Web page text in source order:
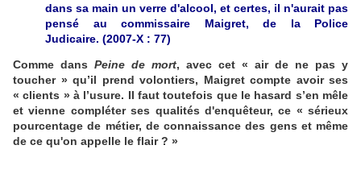
dans sa main un verre d'alcool, et certes, il n'aurait pas
pensé au commissaire Maigret, de la Police
Judicaire. (2007-X : 77)
Comme dans Peine de mort, avec cet « air de ne pas y
toucher » qu’il prend volontiers, Maigret compte avoir ses
« clients » à l’usure. Il faut toutefois que le hasard s’en mêle
et vienne compléter ses qualités d'enquêteur, ce « sérieux
pourcentage de métier, de connaissance des gens et même
de ce qu'on appelle le flair ? »